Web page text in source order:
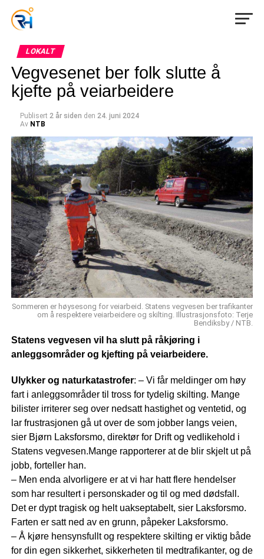
LOKALT
Vegvesenet ber folk slutte å
kjefte på veiarbeidere
Publisert 2 år siden den 24. juni 2024
Av NTB
Sommeren er høysesong for veiarbeid. Statens vegvesen ber trafikanter
om å respektere veiarbeidere og skilting. Illustrasjonsfoto: Terje
Bendiksby / NTB.
Statens vegvesen vil ha slutt på råkjøring i
anleggsområder og kjefting på veiarbeidere.
Ulykker og naturkatastrofer: – Vi får meldinger om høy
fart i anleggsområder til tross for tydelig skilting. Mange
bilister irriterer seg over nedsatt hastighet og ventetid, og
lar frustrasjonen gå ut over de som jobber langs veien,
sier Bjørn Laksforsmo, direktør for Drift og vedlikehold i
Statens vegvesen.Mange rapporterer at de blir skjelt ut på
jobb, forteller han.
– Men enda alvorligere er at vi har hatt flere hendelser
som har resultert i personskader og til og med dødsfall.
Det er dypt tragisk og helt uakseptabelt, sier Laksforsmo.
Farten er satt ned av en grunn, påpeker Laksforsmo.
– Å kjøre hensynsfullt og respektere skilting er viktig både
for din egen sikkerhet, sikkerheten til medtrafikanter, og de